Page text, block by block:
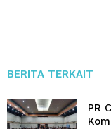
BERITA TERKAIT
PR